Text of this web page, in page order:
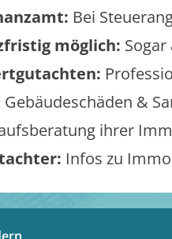
Bei
möglich:
Gebäudeschäden &
ihrer
Infos zu